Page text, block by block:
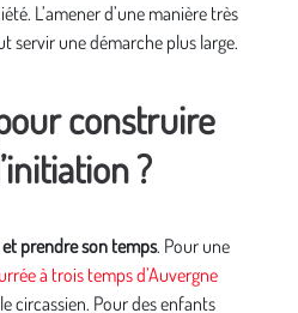
L’amener d’une manière très
servir une démarche plus large.
construire
?
et prendre son temps. Pour une
à trois temps d’Auvergne
circassien. Pour des enfants